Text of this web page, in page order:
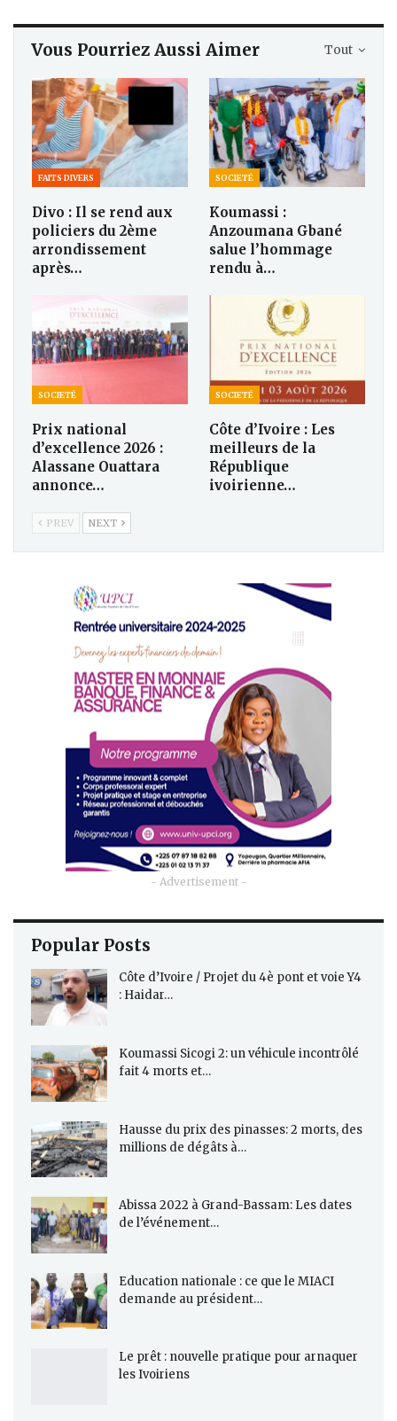
Tout
Vous Pourriez Aussi Aimer
FAITS DIVERS
Divo : Il se rend aux
policiers du 2ème
arrondissement
après…
SOCIETÉ
Koumassi :
Anzoumana Gbané
salue l’hommage
rendu à…
SOCIETÉ
Prix national
d’excellence 2026 :
Alassane Ouattara
annonce…
SOCIETÉ
Côte d’Ivoire : Les
meilleurs de la
République
ivoirienne…
PREV NEXT
- Advertisement -
Popular Posts
Côte d’Ivoire / Projet du 4è pont et voie Y4
: Haidar…
Koumassi Sicogi 2: un véhicule incontrôlé
fait 4 morts et…
Hausse du prix des pinasses: 2 morts, des
millions de dégâts à…
Abissa 2022 à Grand-Bassam: Les dates
de l’événement…
Education nationale : ce que le MIACI
demande au président…
Le prêt : nouvelle pratique pour arnaquer
les Ivoiriens